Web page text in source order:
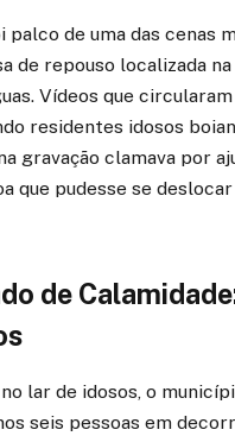
palco de uma das cenas
de repouso localizada
Vídeos que
residentes idosos
gravação clamava por
que pudesse se
de
lar de idosos, o
seis pessoas em